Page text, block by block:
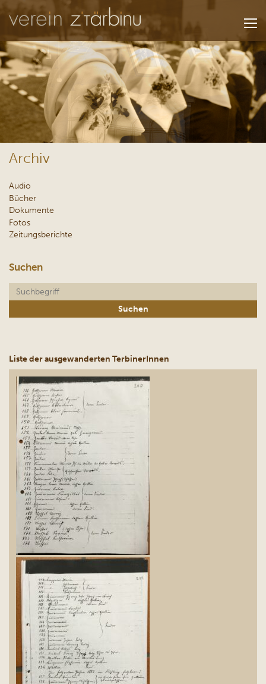
Archiv
Audio
Bücher
Dokumente
Fotos
Zeitungsberichte
Suchen
Liste der ausgewanderten TerbinerInnen